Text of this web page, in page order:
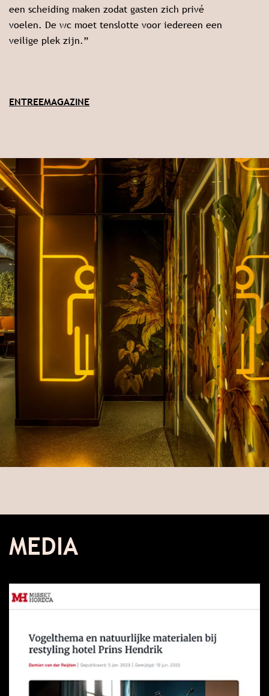
een scheiding maken zodat gasten zich privé
voelen. De wc moet tenslotte voor iedereen een
veilige plek zijn.”
ENTREEMAGAZINE
MEDIA